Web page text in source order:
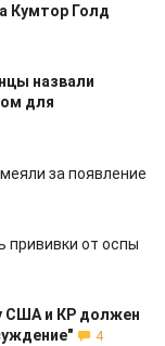
Кумтор Голд
назвали
для
за появление
прививки от оспы
США и КР должен
4